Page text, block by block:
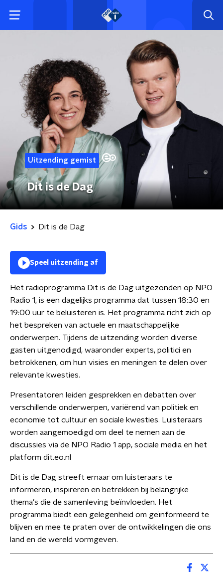
Uitzending gemist
Dit is de Dag
Gids Dit is de Dag
Speel uitzending af
Het radioprogramma Dit is de Dag uitgezonden op NPO
Radio 1, is een dagelijks programma dat tussen 18:30 en
19:00 uur te beluisteren is. Het programma richt zich op
het bespreken van actuele en maatschappelijke
onderwerpen. Tijdens de uitzending worden diverse
gasten uitgenodigd, waaronder experts, politici en
betrokkenen, om hun visies en meningen te delen over
relevante kwesties.
Presentatoren leiden gesprekken en debatten over
verschillende onderwerpen, variërend van politiek en
economie tot cultuur en sociale kwesties. Luisteraars
worden aangemoedigd om deel te nemen aan de
discussies via de NPO Radio 1 app, sociale media en het
platform dit.eo.nl
Dit is de Dag streeft ernaar om luisteraars te
informeren, inspireren en betrekken bij belangrijke
thema's die de samenleving beïnvloeden. Het
programma biedt een gelegenheid om geïnformeerd te
blijven en mee te praten over de ontwikkelingen die ons
land en de wereld vormgeven.